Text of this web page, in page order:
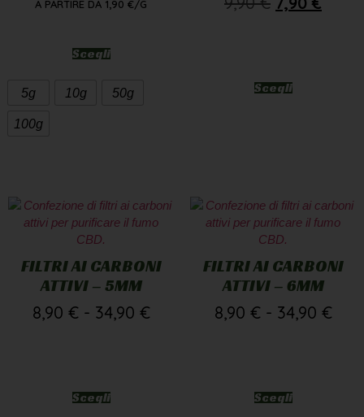
A PARTIRE DA 1,90 €/G
Scegli
5g 10g 50g
100g
Scegli
FILTRI AI CARBONI
ATTIVI – 5MM
8,90 € - 34,90 €
Scegli
FILTRI AI CARBONI
ATTIVI – 6MM
8,90 € - 34,90 €
Scegli